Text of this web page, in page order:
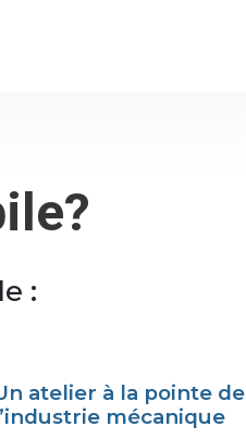
:
atelier à la pointe de
mécanique